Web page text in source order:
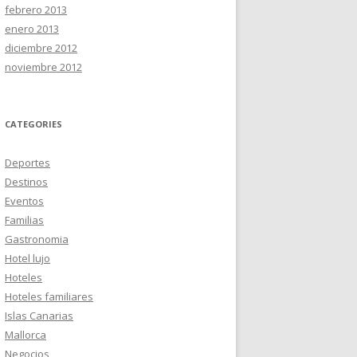
febrero 2013
enero 2013
diciembre 2012
noviembre 2012
CATEGORIES
Deportes
Destinos
Eventos
Familias
Gastronomia
Hotel lujo
Hoteles
Hoteles familiares
Islas Canarias
Mallorca
Negocios